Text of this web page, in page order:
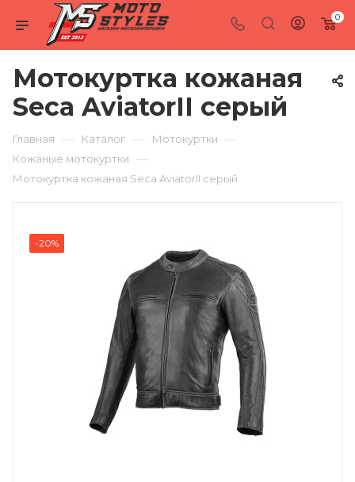
0
Мотокуртка кожаная
Seca AviatorII серый
Главная — Каталог — Мотокуртки —
Кожаные мотокуртки —
Мотокуртка кожаная Seca AviatorII серый
-20%